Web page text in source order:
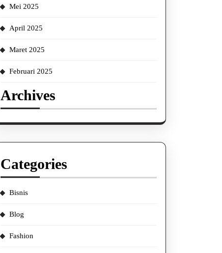
Mei 2025
April 2025
Maret 2025
Februari 2025
Archives
Categories
Bisnis
Blog
Fashion